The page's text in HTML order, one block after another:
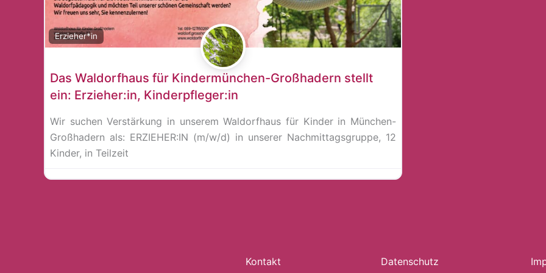
Erzieher*in
Das Waldorfhaus für Kindermünchen-Großhadern stellt
ein: Erzieher:in, Kinderpfleger:in
Wir suchen Verstärkung in unserem Waldorfhaus für Kinder in München-
Großhadern als: ERZIEHER:IN (m/w/d) in unserer Nachmittagsgruppe, 12
Kinder, in Teilzeit
Kontakt Datenschutz